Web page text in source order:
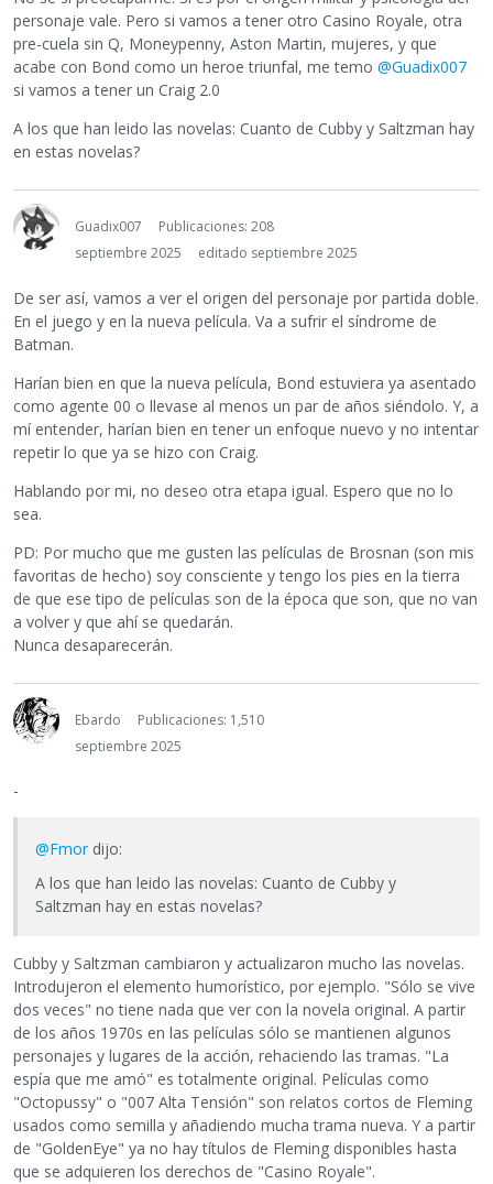
personaje vale. Pero si vamos a tener otro Casino Royale, otra
pre-cuela sin Q, Moneypenny, Aston Martin, mujeres, y que
acabe con Bond como un heroe triunfal, me temo @Guadix007
si vamos a tener un Craig 2.0
A los que han leido las novelas: Cuanto de Cubby y Saltzman hay
en estas novelas?
Guadix007
Publicaciones: 208
septiembre 2025
editado septiembre 2025
De ser así, vamos a ver el origen del personaje por partida doble.
En el juego y en la nueva película. Va a sufrir el síndrome de
Batman.
Harían bien en que la nueva película, Bond estuviera ya asentado
como agente 00 o llevase al menos un par de años siéndolo. Y, a
mí entender, harían bien en tener un enfoque nuevo y no intentar
repetir lo que ya se hizo con Craig.
Hablando por mi, no deseo otra etapa igual. Espero que no lo
sea.
PD: Por mucho que me gusten las películas de Brosnan (son mis
favoritas de hecho) soy consciente y tengo los pies en la tierra
de que ese tipo de películas son de la época que son, que no van
a volver y que ahí se quedarán.
Nunca desaparecerán.
Ebardo
Publicaciones: 1,510
septiembre 2025
-
@Fmor dijo:
A los que han leido las novelas: Cuanto de Cubby y
Saltzman hay en estas novelas?
Cubby y Saltzman cambiaron y actualizaron mucho las novelas.
Introdujeron el elemento humorístico, por ejemplo. "Sólo se vive
dos veces" no tiene nada que ver con la novela original. A partir
de los años 1970s en las películas sólo se mantienen algunos
personajes y lugares de la acción, rehaciendo las tramas. "La
espía que me amó" es totalmente original. Películas como
"Octopussy" o "007 Alta Tensión" son relatos cortos de Fleming
usados como semilla y añadiendo mucha trama nueva. Y a partir
de "GoldenEye" ya no hay títulos de Fleming disponibles hasta
que se adquieren los derechos de "Casino Royale".